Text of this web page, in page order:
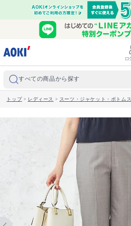
すべての商品から探す
トップ> レディース > スーツ・ジャケット・ボトムス